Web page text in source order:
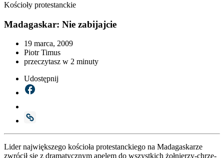
Kościoły protestanckie
Madagaskar: Nie zabijajcie
19 marca, 2009
Piotr Timus
przeczytasz w 2 minuty
Udostępnij
Lider naj­więk­sze­go kościo­ła pro­te­stanc­kie­go na Mada­ga­ska­rze
zwró­cił się z dra­ma­tycz­nym ape­lem do wszyst­kich żoł­nie­­rzy-chrze­­­